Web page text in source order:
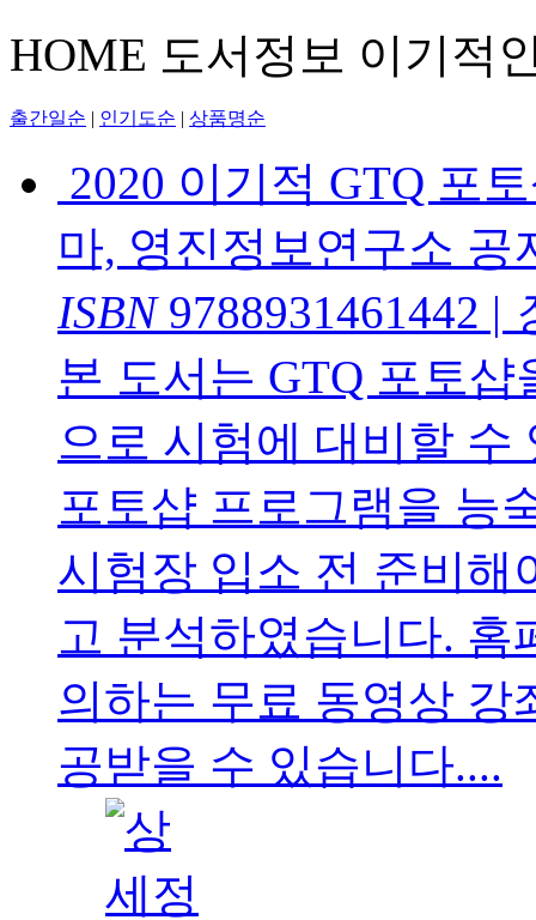
HOME 도서정보 이기적
출간일순 | 인기도순 | 상품명순
2020 이기적 GTQ 포
마, 영진정보연구소 공
ISBN9788931461442 |
본 도서는 GTQ 포토
으로 시험에 대비할 수
포토샵 프로그램을 능
시험장 입소 전 준비해
고 분석하였습니다. 홈
의하는 무료 동영상 강
공받을 수 있습니다....